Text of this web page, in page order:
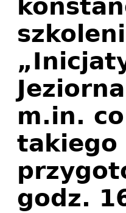
m.in.
takiego
godz.